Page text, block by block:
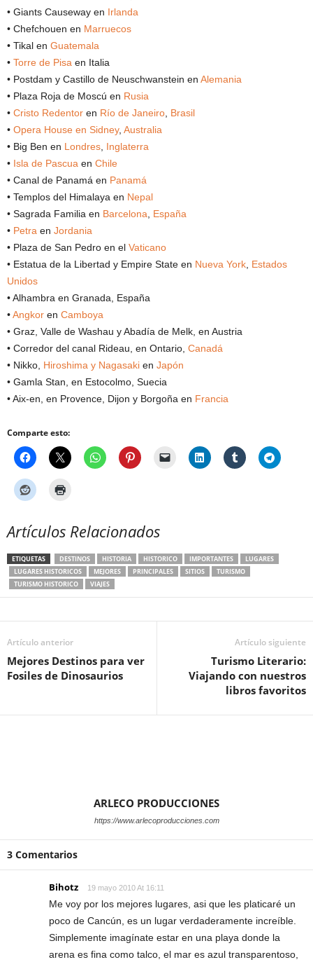
• Giants Causeway en Irlanda
• Chefchouen en Marruecos
• Tikal en Guatemala
• Torre de Pisa en Italia
• Postdam y Castillo de Neuschwanstein en Alemania
• Plaza Roja de Moscú en Rusia
• Cristo Redentor en Río de Janeiro Brasil
• Opera House en Sidney, Australia
• Big Ben en Londres Inglaterra
• Isla de Pascua en Chile
• Canal de Panamá en Panamá
• Templos del Himalaya en Nepal
• Sagrada Familia en Barcelona
España
• Petra en Jordania
• Plaza de San Pedro en el Vaticano
• Estatua de la Libertad y Empire State en Nueva York Estados
Unidos
• Alhambra en Granada, España
•Angkor en Camboya
• Graz, Valle de Washau y Abadía de Melk, en Austria
• Corredor del canal Rideau, en Ontario, Canadá
• Nikko, Hiroshima y Nagasaki en Japón
• Gamla Stan, en Estocolmo, Suecia
• Aix-en, en Provence, Dijon y Borgoña en Francia
Comparte esto:
Artículos Relacionados
ETIQUETAS DESTINOS HISTORIA HISTORICO IMPORTANTES
LUGARES
LUGARES HISTORICOS
MEJORES PRINCIPALES SITIOS
TURISMO
TURISMO HISTORICO
VIAJES
Artículo anterior
Mejores Destinos para ver
Fosiles de Dinosaurios
Artículo siguiente
Turismo Literario:
Viajando con nuestros
libros favoritos
ARLECO PRODUCCIONES
https://www.arlecoproducciones.com
3 Comentarios
Bihotz 19 mayo 2010 At 16:11
Me voy por los mejores lugares, asi que les platicaré un
poco de Cancún, es un lugar verdaderamente increíble.
Simplemente imagínate estar en una playa donde la
arena es fina como talco, el mar es azul transparentoso,